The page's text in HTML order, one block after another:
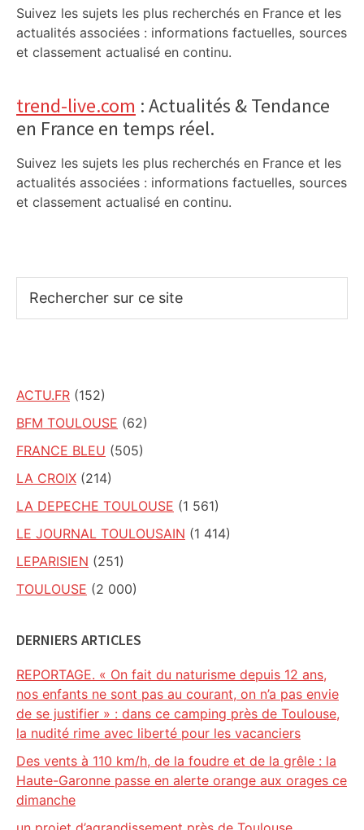
Suivez les sujets les plus recherchés en France et les
actualités associées : informations factuelles, sources
et classement actualisé en continu.
trend-live.com : Actualités & Tendance
en France en temps réel.
Suivez les sujets les plus recherchés en France et les
actualités associées : informations factuelles, sources
et classement actualisé en continu.
sur
ACTU.FR (152)
BFM TOULOUSE (62)
FRANCE BLEU (505)
LA CROIX (214)
LA DEPECHE TOULOUSE (1 561)
LE JOURNAL TOULOUSAIN (1 414)
LEPARISIEN (251)
TOULOUSE (2 000)
DERNIERS ARTICLES
REPORTAGE. « On fait du naturisme depuis 12 ans,
nos enfants ne sont pas au courant, on n’a pas envie
de se justifier » : dans ce camping près de Toulouse,
la nudité rime avec liberté pour les vacanciers
Des vents à 110 km/h, de la foudre et de la grêle : la
Haute-Garonne passe en alerte orange aux orages ce
dimanche